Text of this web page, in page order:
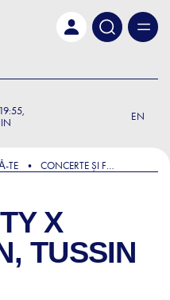
19:55
EN
TE
CONCERTE ȘI FESTIVALURI
X
TUSSIN